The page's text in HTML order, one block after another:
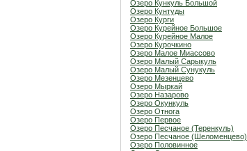
Озеро Кункуль Большой
Озеро Кунтуды
Озеро Курги
Озеро Курейное Большое
Озеро Курейное Малое
Озеро Курочкино
Озеро Малое Миассово
Озеро Малый Сарыкуль
Озеро Малый Сунукуль
Озеро Мезенцево
Озеро Мыркай
Озеро Назарово
Озеро Окункуль
Озеро Отнога
Озеро Первое
Озеро Песчаное (Теренкуль)
Озеро Песчаное (Шеломенцево)
Озеро Половинное